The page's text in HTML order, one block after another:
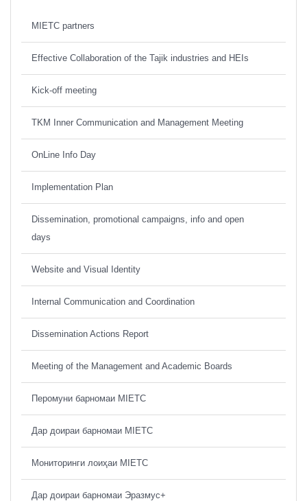
MIETC partners
Effective Collaboration of the Tajik industries and HEIs
Kick-off meeting
TKM Inner Communication and Management Meeting
OnLine Info Day
Implementation Plan
Dissemination, promotional campaigns, info and open
days
Website and Visual Identity
Internal Communication and Coordination
Dissemination Actions Report
Meeting of the Management and Academic Boards
Перомуни барномаи MIETC
Дар доираи барномаи MIETC
Мониторинги лоиҳаи MIETC
Дар доираи барномаи Эразмус+